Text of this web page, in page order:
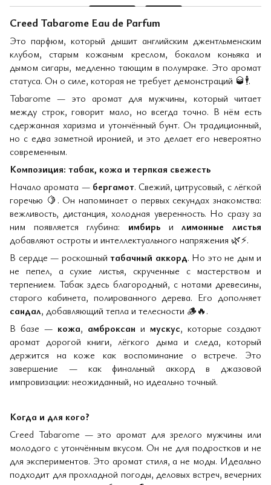
Creed Tabarome Eau de Parfum
Это парфюм, который дышит английским джентльменским
клубом, старым кожаным креслом, бокалом коньяка и
дымом сигары, медленно тающим в полумраке. Это аромат
статуса. Он о силе, которая не требует демонстраций 🥃🕴️.
Tabarome — это аромат для мужчины, который читает
между строк, говорит мало, но всегда точно. В нём есть
сдержанная харизма и утончённый бунт. Он традиционный,
но с едва заметной иронией, и это делает его невероятно
современным.
Композиция: табак, кожа и терпкая свежесть
Начало аромата — бергамот. Свежий, цитрусовый, с лёгкой
горечью 🍋 . Он напоминает о первых секундах знакомства:
вежливость, дистанция, холодная уверенность. Но сразу за
ним появляется глубина: имбирь илимонные листья
добавляют остроты и интеллектуального напряжения 🌿⚡.
В сердце — роскошный табачный аккорд. Но это не дым и
не пепел, а сухие листья, скрученные с мастерством и
терпением. Табак здесь благородный, с нотами древесины,
старого кабинета, полированного дерева. Его дополняет
сандал, добавляющий тепла и телесности 🪵🔥.
В базе — кожа, амброксан и мускус, которые создают
аромат дорогой книги, лёгкого дыма и следа, который
держится на коже как воспоминание о встрече. Это
завершение — как финальный аккорд в джазовой
импровизации: неожиданный, но идеально точный.
Когда и для кого?
Creed Tabarome — это аромат для зрелого мужчины или
молодого с утончённым вкусом. Он не для подростков и не
для экспериментов. Это аромат стиля, а не моды. Идеально
подходит для прохладной погоды, деловых встреч, вечерних